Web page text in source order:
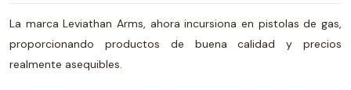
La marca Leviathan Arms, ahora incursiona en pistolas de gas,
proporcionando productos de buena calidad y precios
realmente asequibles.